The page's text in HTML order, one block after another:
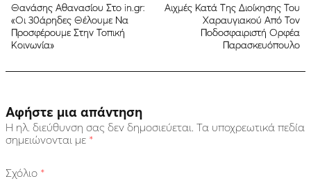
Θανάσης Αθανασίου Στο in.gr:
«Οι 30άρηδες Θέλουμε Να
Προσφέρουμε Στην Τοπική
Κοινωνία»
Αιχμές Κατά Της Διοίκησης Του
Χαραυγιακού Από Τον
Ποδοσφαιριστή Ορφέα
Παρασκευόπουλο
Αφήστε μια απάντηση
Η ηλ. διεύθυνση σας δεν δημοσιεύεται. Τα υποχρεωτικά πεδία
σημειώνονται με *
Σχόλιο *